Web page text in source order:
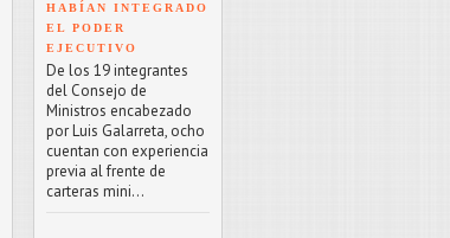
HABÍAN INTEGRADO
EL PODER
EJECUTIVO
De los 19 integrantes
del Consejo de
Ministros encabezado
por Luis Galarreta, ocho
cuentan con experiencia
previa al frente de
carteras mini...